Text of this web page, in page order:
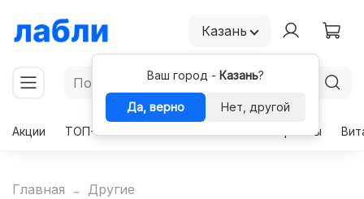
Казань
Ваш город - Казань?
Да, верно
Нет, другой
Акции
ТОП-50 Гормоны
Главная Другие